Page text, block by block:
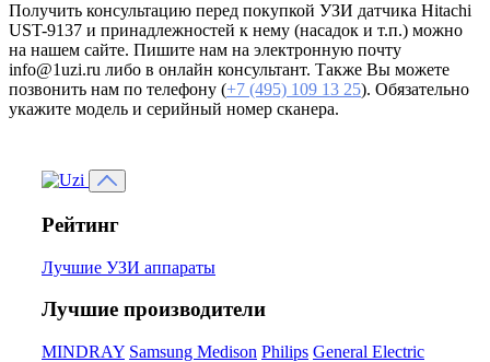
Получить консультацию перед покупкой УЗИ датчика Hitachi
UST-9137 и принадлежностей к нему (насадок и т.п.) можно
на нашем сайте. Пишите нам на электронную почту
info@1uzi.ru либо в онлайн консультант. Также Вы можете
позвонить нам по телефону (+7 (495) 109 13 25). Обязательно
укажите модель и серийный номер сканера.
Рейтинг
Лучшие УЗИ аппараты
Лучшие производители
MINDRAY Samsung Medison Philips General Electric